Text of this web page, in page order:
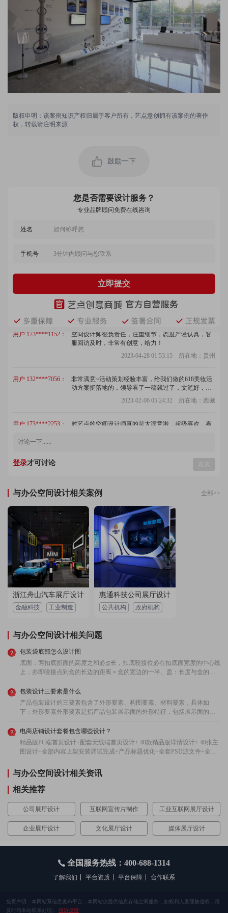
版权申明：该案例知识产权归属于客户所有，艺点意创拥有该案例的著作
权，转载请注明来源
鼓励一下
您是否需要设计服务？
专业品牌顾问免费在线咨询
姓名
手机号
立即提交
真的很开心
2022-05-12 05:58:30 所在地：贵州
所以策划加展架设计都交给他们，价格优惠好多不
说，布局效果还这么完美
2023-04-30 02:55:53 所在地：青海
用户 157****0983：
设计效率非常高，沟通清楚明白，展架设计效果很
公司双十一的活动设计策划方案制作的不错，现在来
2023-03-11 02:07:39 所在地：浙江
用户 173****1152：
空间设计师很负责任，注重细节，态度严谨认真，客
服回访及时，非常有创意，给力！
2023-04-28 01:53:15 所在地：贵州
动方案挺落地的，领导看了一稿就过了，文笔好，懂
营销，懂模式，非常赞！
2023-02-06 05:24:32 所在地：西藏
起来很大气，舒服，想象到自己小店以后营业的样子
用户 151****0630：
通过同事推荐了艺点创意商城，我也是个策划小白，
棒，很负责的设计团队，满满的达到我的需求
2022-09-02 07:45:25 所在地：山西
用户 156****5816：
公司双十一的活动设计策划方案制作的不错，现在来
给个好评
2023-03-11 02:07:39 所在地：浙江
用户 173****1152：
空间设计师很负责任，注重细节，态度严谨认真，客
服回访及时，非常有创意，给力！
2023-04-28 01:53:15 所在地：贵州
用户 132****7056：
非常满意~活动策划经验丰富，给我们做的618美妆活
营销，懂模式，非常赞！
2023-02-06 05:24:32 所在地：西藏
登录才可讨论 发表
与办公空间设计相关案例 全部>>
浙江舟山汽车展厅设计
金融科技 工业制造
惠通科技公司展厅设计
公共机构 政府机构
与办公空间设计相关问题
包装袋底部怎么设计图
底面：两扣底折面的高度之和必≦长，扣底咬接位必在扣底面宽度的中心线
上，亦即咬接点到盒的长边的距离＝盒的宽边的一半。盖：长度与盒的长
减去材料的厚度，宽度一般自定为25mm,且须倒圆角哦！如何DIY包装盒展
开图方法图解准备材料：各种空纸盒（如：罐头盒、月饼盒、饼干盒、牙
膏盒等）、花纹包装纸、英文报纸、纸板（用于内部增加厚度）。 A 把面
状较长的牙膏盒，以英文报纸包装，加上内盒就可做为笔盒使用，在开口
处缝上扣子及封口线，是不错的封口方法。 C、把化妆品之类的盒子较长
的长方形较长方形的纸盒，加入2个抽屉做为内
32313133353236313431303231363533e59b9ee7ad9431333339653637盒，可以
口洗净、晾干后，相互粘贴成一体，便可放置在桌面上当文具盒。。 别致
只不过是喝完的牛奶盒！ 准备材料：小牛奶盒、好看的包装纸、一小段纸
压折成上面这种之造型。 2、把喜欢的包装纸裁成长条，贴在每个面上。
3、描出盒口的大小，剪出方形盒 4、在盒盖内加衬一歌珍珠板的厚度。 薯
片的空罐制作置物罐及多用笔筒。 制作这个笔筒需要准备的材料：薯片空
罐、彩色包装纸 A、将附有塑胶盖的上半部，于底部加盖封住，并加以装
饰，便 是雅致的置物罐。 B、下半部原本就是一个完整的圆筒罐，只需加
叠成起立式置物架。 DIY制作所需准备的材料： 长形牛奶盒4个、包装纸、
相片胶。 1、先去除牛奶盒的底部，做为置物架基本零件。 2、斜切牛奶
盒，并将它收折成三角形，如图所示。 3、完成的三角形，做为置物架底
本形都包装好后，再一一相叠粘合，便大功告成。 自然、粗犷、原始风味
的创意CD架制作。 制作这个创意作品需要准备的材料： 废纸箱的瓦楞纸
包装设计三要素是什么
产品包装设计的三要素包含了外形要素、构图要素、材料要素，具体如
下：外形要素外形要素是指产品包装展示面的外形特征，包括展示面的大
工形态和偶然形态。但是，我们在研究产品的形态构成时，必须找出适用
于任何性质的形态，即抽取出共有规律的东西，称为抽象形态。构图要素
构成是商品包装展示面中商标、图形、文字、组合等组合而成的一幅图
是优秀的设计作品。材料要素包装材料无论是纸类材料、玻璃钢材料、金
属材料、陶瓷材料、竹木材料以及其他复合材料，都有不同的肌理效果。
采用不同的材料，适当地进行组合配置，能给消费者带来不同的新奇、冰
凉、豪华等感受。材质要素是包装设计中的一个重要环节，它直接关系到
包装的整体功能与经济成本、生产加工方式以及包装废弃物的回收处理等
多个方面。
电商店铺设计套餐包含哪些设计？
精品版PC端首页设计+配套无线端首页设计+ 40款精品版详情设计+ 40张主
图设计+全部内容上架安装调试完成+产品标题优化+全套PSD源文件+全程
与办公空间设计相关资讯
相关推荐
公司展厅设计 互联网宣传片制作 工业互联网展厅设计
企业展厅设计 文化展厅设计 媒体展厅设计
全国服务热线：400-688-1314
了解我们 平台资质 平台保障 合作联系
免责声明：本网站系信息发布平台，本网站仅提供信息存储空间服务，如权利人发现被侵权，请
及时与本站联系处理。 投诉反馈